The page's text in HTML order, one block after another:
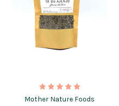
Mother Nature Foods